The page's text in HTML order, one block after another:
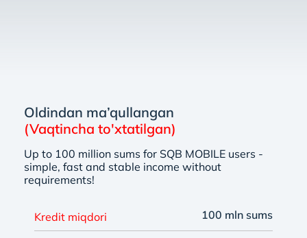
Oldindan ma’qullangan
(Vaqtincha to'xtatilgan)
Up to 100 million sums for SQB MOBILE users -
simple, fast and stable income without
requirements!
Kredit miqdori 100 mln sums